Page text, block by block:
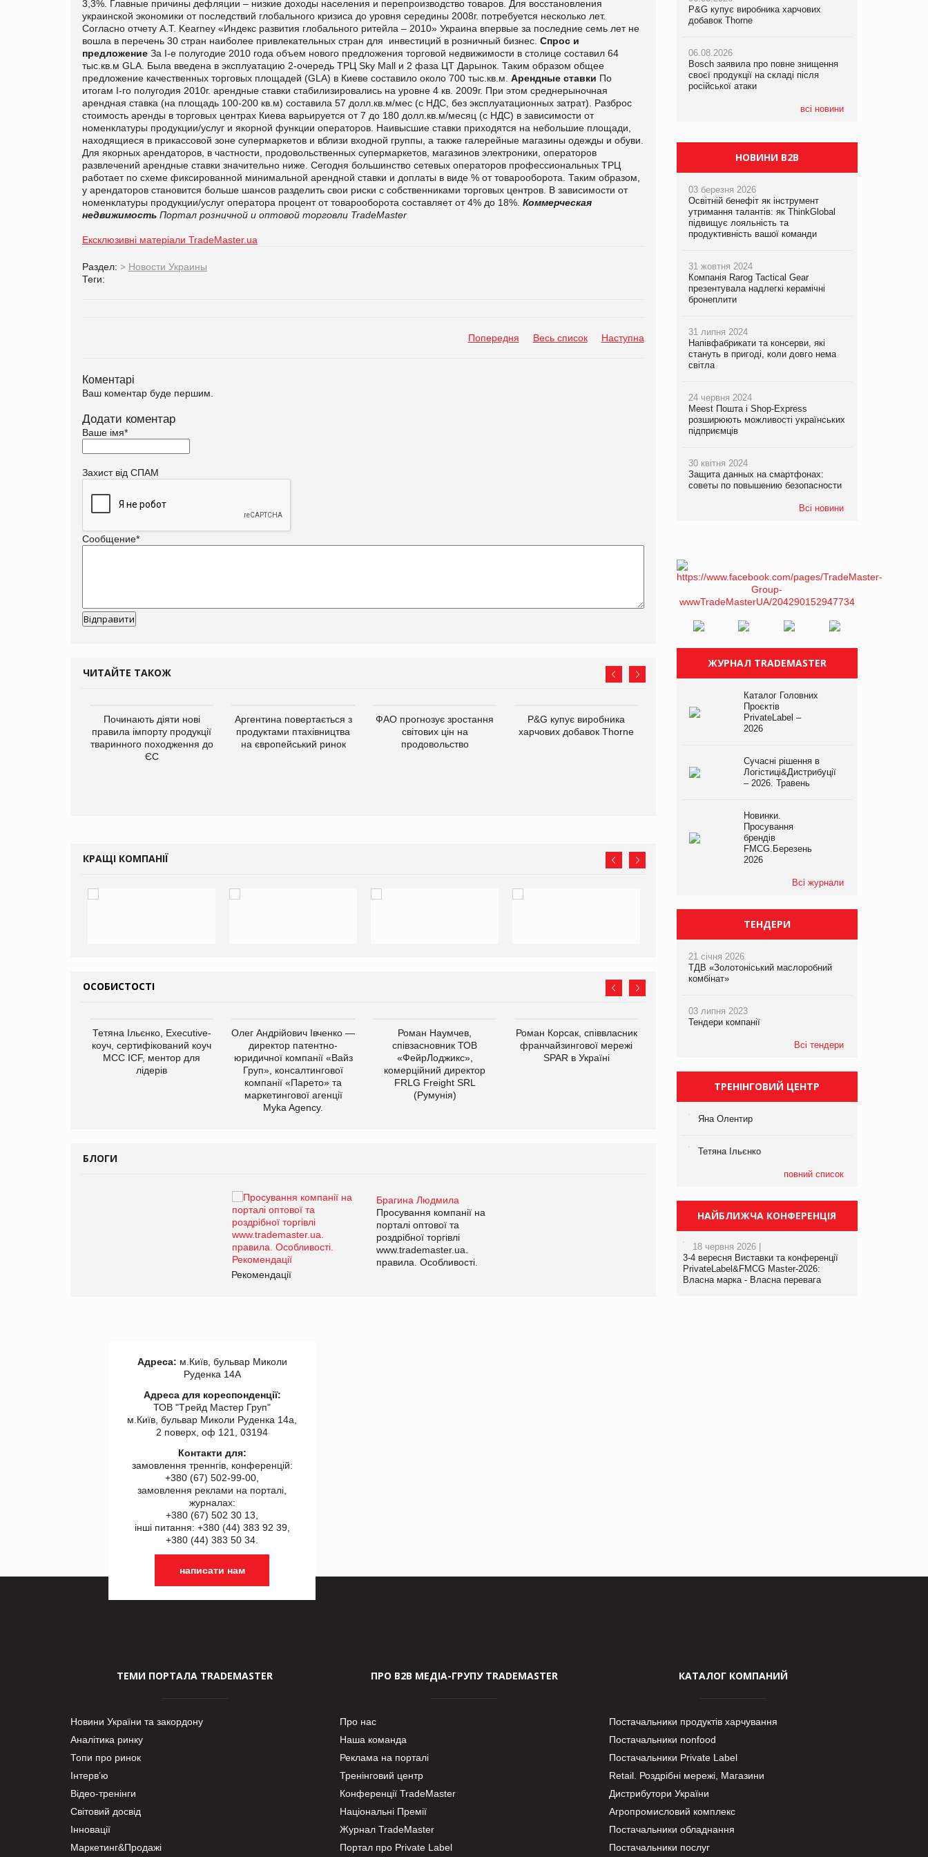
3,3%. Главные причины дефляции – низкие доходы населения и перепроизводство товаров. Для восстановления
украинской экономики от последствий глобального кризиса до уровня середины 2008г. потребуется несколько лет.
Согласно отчету A.T. Kearney «Индекс развития глобального ритейла – 2010» Украина впервые за последние семь лет не
вошла в перечень 30 стран наиболее привлекательных стран для инвестиций в розничный бизнес. Спрос и
предложение За І-е полугодие 2010 года объем нового предложения торговой недвижимости в столице составил 64
тыс.кв.м GLA. Была введена в эксплуатацию 2-очередь ТРЦ Sky Mall и 2 фаза ЦТ Дарынок. Таким образом общее
предложение качественных торговых площадей (GLA) в Киеве составило около 700 тыс.кв.м. Арендные ставки По
итогам І-го полугодия 2010г. арендные ставки стабилизировались на уровне 4 кв. 2009г. При этом среднерыночная
арендная ставка (на площадь 100-200 кв.м) составила 57 долл.кв.м/мес (с НДС, без эксплуатационных затрат). Разброс
стоимость аренды в торговых центрах Киева варьируется от 7 до 180 долл.кв.м/месяц (с НДС) в зависимости от
номенклатуры продукции/услуг и якорной функции операторов. Наивысшие ставки приходятся на небольшие площади,
находящиеся в прикассовой зоне супермаркетов и вблизи входной группы, а также галерейные магазины одежды и обуви.
Для якорных арендаторов, в частности, продовольственных cупермаркетов, магазинов электроники, операторов
развлечений арендные ставки значительно ниже. Сегодня большинство сетевых операторов профессиональных ТРЦ
работает по схеме фиксированной минимальной арендной ставки и доплаты в виде % от товарооборота. Таким образом,
у арендаторов становится больше шансов разделить свои риски с собственниками торговых центров. В зависимости от
номенклатуры продукции/услуг оператора процент от товарооборота составляет от 4% до 18%. Коммерческая
недвижимость Портал розничной и оптовой торговли TradeMaster
Ексклюзивні матеріали TradeMaster.ua
Раздел: > Новости Украины
Теги:
Попередня Весь список Наступна
Коментарі
Ваш коментар буде першим.
Додати коментар
Ваше імя*
Захист від СПАМ
Сообщение*
ЧИТАЙТЕ ТАКОЖ
Починають діяти нові
правила імпорту продукції
тваринного походження до
ЄС
Аргентина повертається з
продуктами птахівництва
на європейський ринок
ФАО прогнозує зростання
світових цін на
продовольство
P&G купує виробника
харчових добавок Thorne
Bosch заявила про повне
знищення своєї продукції
КРАЩІ КОМПАНІЇ
ОСОБИСТОСТІ
Тетяна Ільєнко, Executive-
коуч, сертифікований коуч
МСС ICF, ментор для
лідерів
Олег Андрійович Івченко —
директор патентно-
юридичної компанії «Вайз
Груп», консалтингової
компанії «Парето» та
маркетингової агенції
Myka Agency.
Роман Наумчев,
співзасновник ТОВ
«ФейрЛоджикс»,
комерційний директор
FRLG Freight SRL
(Румунія)
Роман Корсак, співвласник
франчайзингової мережі
SPAR в Україні
виробництва
компанії «УкраМарин»
БЛОГИ
Брагина Людмила
Просування компанії на
порталі оптової та
роздрібної торгівлі
www.trademaster.ua.
правила. Особливості.
Рекомендації
Брагина Людмила
Просування компанії на
www.trademaster.ua.
правила. Особливості.
P&G купує виробника харчових
добавок Thorne
06.08.2026
Bosch заявила про повне знищення
своєї продукції на складі після
російської атаки
всі новини
у VARUS з’явилися новинки від ТМ
ТОКЕРИ
Сергій Лісунов про заморожені
P&G купує виробника харчових
добавок Thorne
06.08.2026
Bosch заявила про повне знищення
своєї продукції на складі після
російської атаки
НОВИНИ B2B
03 березня 2026
Освітній бенефіт як інструмент
утримання талантів: як ThinkGlobal
підвищує лояльність та
продуктивність вашої команди
31 жовтня 2024
Компанія Rarog Tactical Gear
презентувала надлегкі керамічні
бронеплити
31 липня 2024
Напівфабрикати та консерви, які
стануть в пригоді, коли довго нема
світла
24 червня 2024
Meest Пошта і Shop-Express
розширюють можливості українських
підприємців
30 квітня 2024
Защита данных на смартфонах:
советы по повышению безопасности
Всі новини
ЖУРНАЛ TRADEMASTER
Каталог Головних
Проєктів
PrivateLabel –
2026
Сучасні рішення в
Логістиці&Дистрибуції
– 2026. Травень
Новинки.
Просування
брендів
FMCG.Березень
2026
Всі журнали
ТЕНДЕРИ
21 січня 2026
ТДВ «Золотоніський маслоробний
комбінат»
03 липня 2023
Тендери компанії
Всі тендери
ТРЕНІНГОВИЙ ЦЕНТР
Яна Олентир
Тетяна Ільєнко
повний список
НАЙБЛИЖЧА КОНФЕРЕНЦІЯ
18 червня 2026 |
3-4 вересня Виставки та конференції
PrivateLabel&FMCG Master-2026:
Власна марка - Власна перевага
Адреса: м.Київ, бульвар Миколи
Руденка 14А
Адреса для кореспонденції:
ТОВ "Tрейд Мастер Груп"
м.Київ, бульвар Миколи Руденка 14а,
2 поверх, оф 121, 03194
Контакти для:
замовлення треннгів, конференцій:
+380 (67) 502-99-00,
замовлення реклами на порталі,
журналах:
+380 (67) 502 30 13,
інші питання: +380 (44) 383 92 39,
+380 (44) 383 50 34.
написати нам
ТЕМИ ПОРТАЛА TRADEMASTER
Новини України та закордону
Аналітика ринку
Топи про ринок
Інтерв’ю
Відео-тренінги
Світовий досвід
Інновації
Маркетинг&Продажі
ПРО В2В МЕДІА-ГРУПУ TRADEMASTER
Про нас
Наша команда
Реклама на порталі
Тренінговий центр
Конференції TradeMaster
Національні Премії
Журнал TradeMaster
Портал про Private Label
КАТАЛОГ КОМПАНИЙ
Постачальники продуктів харчування
Постачальники nonfood
Постачальники Private Label
Retail. Роздрібні мережі, Магазини
Дистрибутори України
Агропромисловий комплекс
Постачальники обладнання
Постачальники послуг